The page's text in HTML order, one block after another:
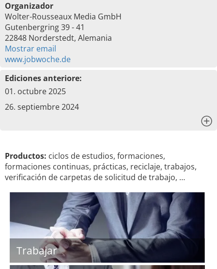
Organizador
Wolter-Rousseaux Media GmbH
Gutenbergring 39 - 41
22848 Norderstedt, Alemania
Mostrar email
www.jobwoche.de
Ediciones anteriore:
01. octubre 2025
26. septiembre 2024
Productos: ciclos de estudios, formaciones,
formaciones continuas, prácticas, reciclaje, trabajos,
verificación de carpetas de solicitud de trabajo, …
Trabajar